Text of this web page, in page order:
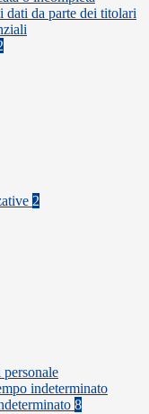
dati da parte dei titolari
2
indeterminato
8